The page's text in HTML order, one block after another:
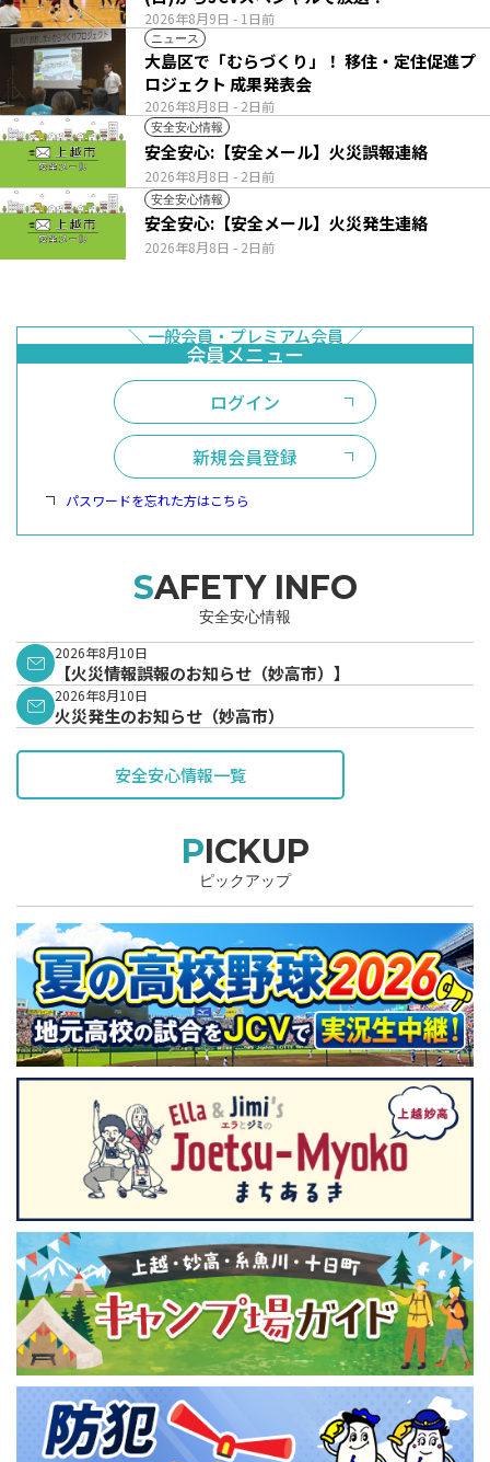
2026年8月9日 - 1日前
ニュース
2026年8月8日 - 2日前
大島区で「むらづくり」！ 移住・定住促進プ
ロジェクト 成果発表会
安全安心情報
2026年8月8日 - 2日前
安全安心:【安全メール】火災誤報連絡
安全安心情報
2026年8月8日 - 2日前
安全安心:【安全メール】火災発生連絡
ログイン
新規会員登録
パスワードを忘れた方はこちら
SAFETY INFO
安全安心情報
2026年8月10日
【火災情報誤報のお知らせ（妙高市）】
2026年8月10日
火災発生のお知らせ（妙高市）
安全安心情報一覧
PICKUP
ピックアップ